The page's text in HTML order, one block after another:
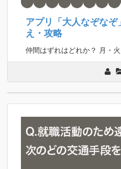
アプリ「大人なぞなぞ
え・攻略
仲間はずれはどれか？ 月・